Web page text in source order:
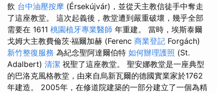
飲 台中油壓按摩 (Érsekújvár)，並從天主教信徒手中奪走
了這座教堂。 這次起義後，教堂遭到嚴重破壞，幾乎全部
需要在 1611 桃園植牙專業醫師 年重建。 當時，埃斯泰爾
戈姆大主教費倫茨·福爾加赫 (Ferenc 商業登記 Forgách)
新竹整復服務 為紀念聖阿達爾伯特 如何辦理護照 (St.
Adalbert) 清潔 祝聖了這座教堂。 聖安娜教堂是一座典型
的巴洛克風格教堂，由來自烏新瓦爾的德國實業家於1762
年建造。 2005年，在修道院建築的一部分建立了一個為精